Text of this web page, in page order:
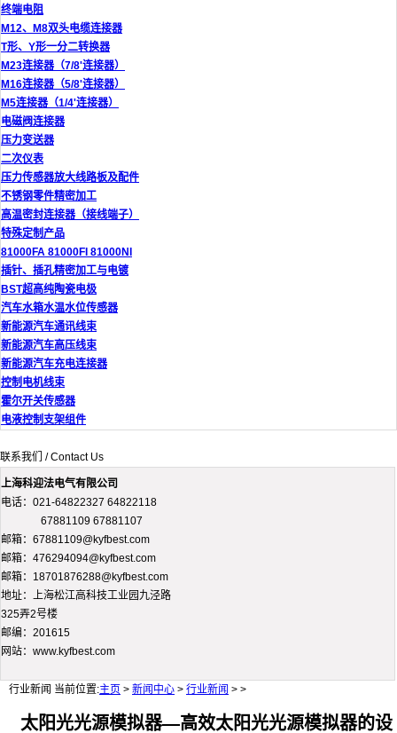
终端电阻
M12、M8双头电缆连接器
T形、Y形一分二转换器
M23连接器（7/8'连接器）
M16连接器（5/8'连接器）
M5连接器（1/4'连接器）
电磁阀连接器
压力变送器
二次仪表
压力传感器放大线路板及配件
不锈钢零件精密加工
高温密封连接器（接线端子）
特殊定制产品
81000FA 81000FI 81000NI
插针、插孔精密加工与电镀
BST超高纯陶瓷电极
汽车水箱水温水位传感器
新能源汽车通讯线束
新能源汽车高压线束
新能源汽车充电连接器
控制电机线束
霍尔开关传感器
电液控制支架组件
联系我们 / Contact Us
上海科迎法电气有限公司
电话：021-64822327 64822118
67881109 67881107
邮箱：67881109@kyfbest.com
邮箱：476294094@kyfbest.com
邮箱：18701876288@kyfbest.com
地址：上海松江高科技工业园九泾路
325弄2号楼
邮编：201615
网站：www.kyfbest.com
行业新闻 当前位置:主页 > 新闻中心 > 行业新闻 > >
太阳光光源模拟器—高效太阳光光源模拟器的设